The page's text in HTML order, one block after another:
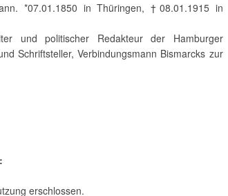
*07.01.1850 in Thüringen, †08.01.1915 in
und politischer Redakteur der Hamburger
Schriftsteller, Verbindungsmann Bismarcks zur
erschlossen.